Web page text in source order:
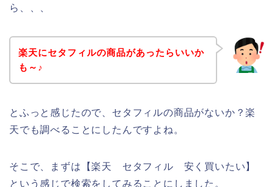
ら、、、
楽天にセタフィルの商品があったらいいか
も～♪
とふっと感じたので、セタフィルの商品がないか？楽
天でも調べることにしたんですよね。
そこで、まずは【楽天 セタフィル 安く買いたい】
という感じで検索をしてみることにしました。